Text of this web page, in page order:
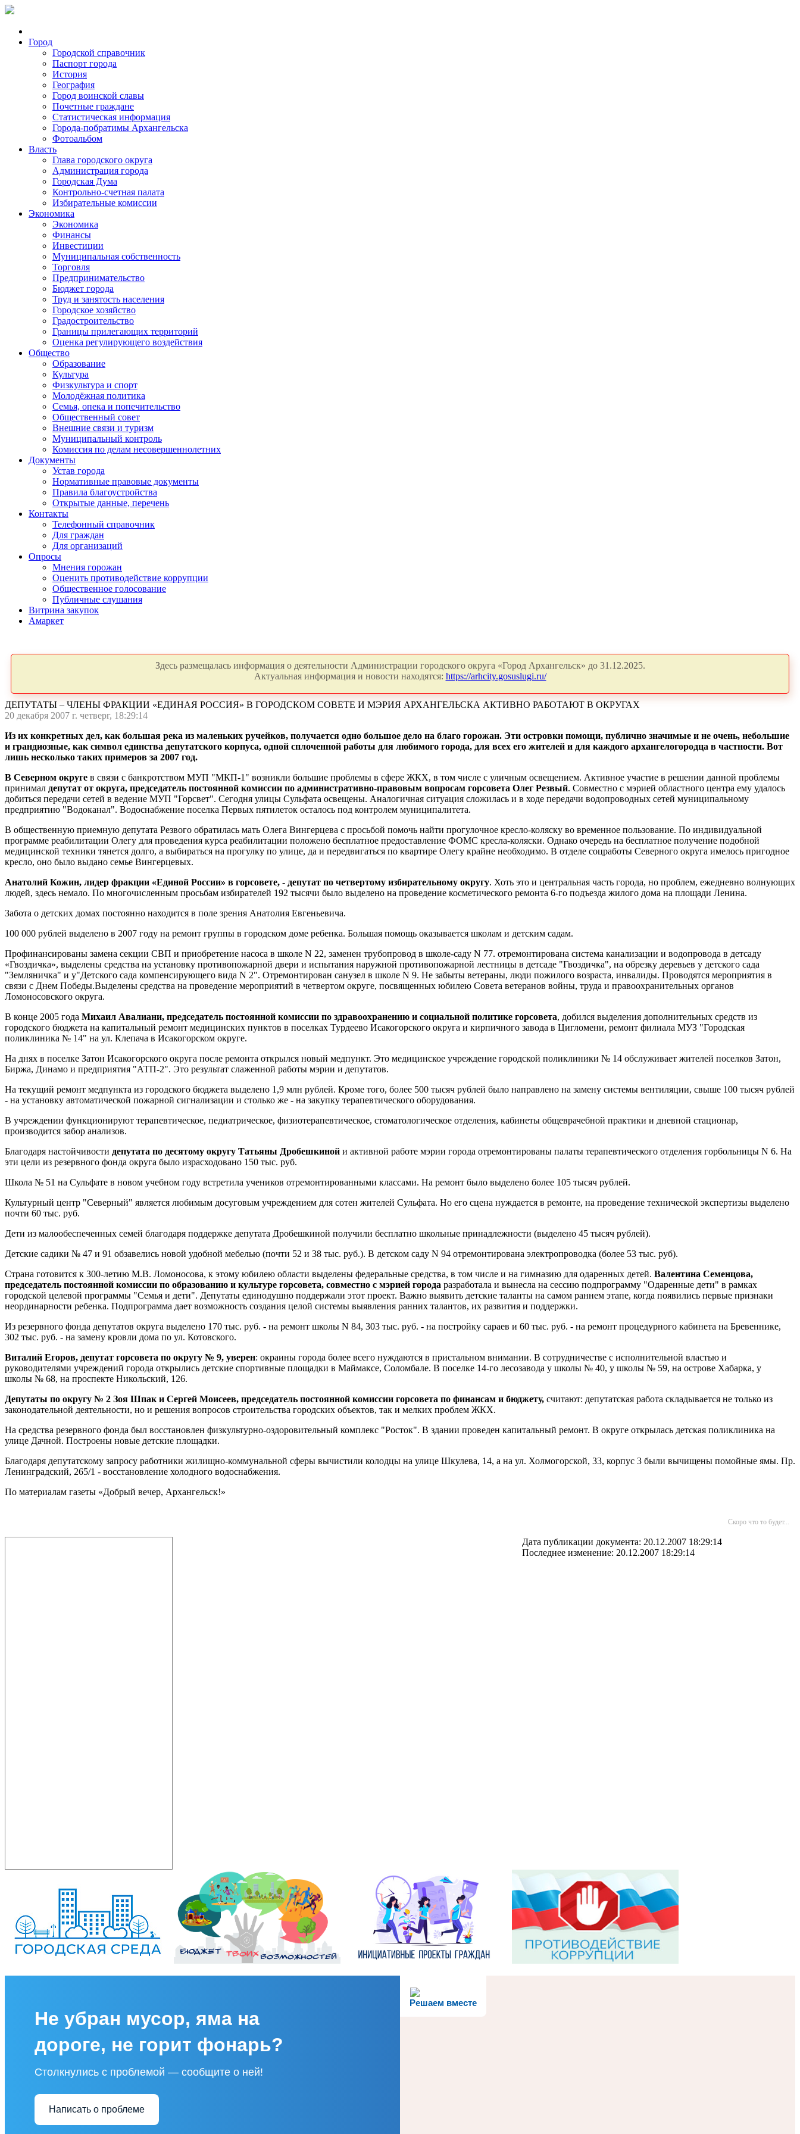
Город
Городской справочник
Паспорт города
История
География
Город воинской славы
Почетные граждане
Статистическая информация
Города-побратимы Архангельска
Фотоальбом
Власть
Глава городского округа
Администрация города
Городская Дума
Контрольно-счетная палата
Избирательные комиссии
Экономика
Экономика
Финансы
Инвестиции
Муниципальная собственность
Торговля
Предпринимательство
Бюджет города
Труд и занятость населения
Городское хозяйство
Градостроительство
Границы прилегающих территорий
Оценка регулирующего воздействия
Общество
Образование
Культура
Физкультура и спорт
Молодёжная политика
Семья, опека и попечительство
Общественный совет
Внешние связи и туризм
Муниципальный контроль
Комиссия по делам несовершеннолетних
Документы
Устав города
Нормативные правовые документы
Правила благоустройства
Открытые данные, перечень
Контакты
Телефонный справочник
Для граждан
Для организаций
Опросы
Мнения горожан
Оценить противодействие коррупции
Общественное голосование
Публичные слушания
Витрина закупок
Амаркет
Здесь размещалась информация о деятельности Администрации городского округа «Город Архангельск» до 31.12.2025.
Актуальная информация и новости находятся: https://arhcity.gosuslugi.ru/
ДЕПУТАТЫ – ЧЛЕНЫ ФРАКЦИИ «ЕДИНАЯ РОССИЯ» В ГОРОДСКОМ СОВЕТЕ И МЭРИЯ АРХАНГЕЛЬСКА АКТИВНО РАБОТАЮТ В ОКРУГАХ
20 декабря 2007 г. четверг, 18:29:14
Из их конкретных дел, как большая река из маленьких ручейков, получается одно большое дело на благо горожан. Эти островки помощи, публично значимые и не очень, небольшие
и грандиозные, как символ единства депутатского корпуса, одной сплоченной работы для любимого города, для всех его жителей и для каждого архангелогородца в частности. Вот
лишь несколько таких примеров за 2007 год.
В Северном округе в связи с банкротством МУП "МКП-1" возникли большие проблемы в сфере ЖКХ, в том числе с уличным освещением. Активное участие в решении данной проблемы
принимал депутат от округа, председатель постоянной комиссии по административно-правовым вопросам горсовета Олег Резвый. Совместно с мэрией областного центра ему удалось
добиться передачи сетей в ведение МУП "Горсвет". Сегодня улицы Сульфата освещены. Аналогичная ситуация сложилась и в ходе передачи водопроводных сетей муниципальному
предприятию "Водоканал". Водоснабжение поселка Первых пятилеток осталось под контролем муниципалитета.
В общественную приемную депутата Резвого обратилась мать Олега Вингерцева с просьбой помочь найти прогулочное кресло-коляску во временное пользование. По индивидуальной
программе реабилитации Олегу для проведения курса реабилитации положено бесплатное предоставление ФОМС кресла-коляски. Однако очередь на бесплатное получение подобной
медицинской техники тянется долго, а выбираться на прогулку по улице, да и передвигаться по квартире Олегу крайне необходимо. В отделе соцработы Северного округа имелось пригодное
кресло, оно было выдано семье Вингерцевых.
Анатолий Кожин, лидер фракции «Единой России» в горсовете, - депутат по четвертому избирательному округу. Хоть это и центральная часть города, но проблем, ежедневно волнующих
людей, здесь немало. По многочисленным просьбам избирателей 192 тысячи было выделено на проведение косметического ремонта 6-го подъезда жилого дома на площади Ленина.
Забота о детских домах постоянно находится в поле зрения Анатолия Евгеньевича.
100 000 рублей выделено в 2007 году на ремонт группы в городском доме ребенка. Большая помощь оказывается школам и детским садам.
Профинансированы замена секции СВП и приобретение насоса в школе N 22, заменен трубопровод в школе-саду N 77. отремонтирована система канализации и водопровода в детсаду
«Гвоздичка», выделены средства на установку противопожарной двери и испытания наружной противопожарной лестницы в детсаде "Гвоздичка", на обрезку деревьев у детского сада
"Земляничка" и у"Детского сада компенсирующего вида N 2". Отремонтирован санузел в школе N 9. Не забыты ветераны, люди пожилого возраста, инвалиды. Проводятся мероприятия в
связи с Днем Победы.Выделены средства на проведение мероприятий в четвертом округе, посвященных юбилею Совета ветеранов войны, труда и правоохранительных органов
Ломоносовского округа.
В конце 2005 года Михаил Авалиани, председатель постоянной комиссии по здравоохранению и социальной политике горсовета, добился выделения дополнительных средств из
городского бюджета на капитальный ремонт медицинских пунктов в поселках Турдеево Исакогорского округа и кирпичного завода в Цигломени, ремонт филиала МУЗ "Городская
поликлиника № 14" на ул. Клепача в Исакогорском округе.
На днях в поселке Затон Исакогорского округа после ремонта открылся новый медпункт. Это медицинское учреждение городской поликлиники № 14 обслуживает жителей поселков Затон,
Биржа, Динамо и предприятия "АТП-2". Это результат слаженной работы мэрии и депутатов.
На текущий ремонт медпункта из городского бюджета выделено 1,9 млн рублей. Кроме того, более 500 тысяч рублей было направлено на замену системы вентиляции, свыше 100 тысяч рублей
- на установку автоматической пожарной сигнализации и столько же - на закупку терапевтического оборудования.
В учреждении функционируют терапевтическое, педиатрическое, физиотерапевтическое, стоматологическое отделения, кабинеты общеврачебной практики и дневной стационар,
производится забор анализов.
Благодаря настойчивости депутата по десятому округу Татьяны Дробешкиной и активной работе мэрии города отремонтированы палаты терапевтического отделения горбольницы N 6. На
эти цели из резервного фонда округа было израсходовано 150 тыс. руб.
Школа № 51 на Сульфате в новом учебном году встретила учеников отремонтированными классами. На ремонт было выделено более 105 тысяч рублей.
Культурный центр "Северный" является любимым досуговым учреждением для сотен жителей Сульфата. Но его сцена нуждается в ремонте, на проведение технической экспертизы выделено
почти 60 тыс. руб.
Дети из малообеспеченных семей благодаря поддержке депутата Дробешкиной получили бесплатно школьные принадлежности (выделено 45 тысяч рублей).
Детские садики № 47 и 91 обзавелись новой удобной мебелью (почти 52 и 38 тыс. руб.). В детском саду N 94 отремонтирована электропроводка (более 53 тыс. руб).
Страна готовится к 300-летию М.В. Ломоносова, к этому юбилею области выделены федеральные средства, в том числе и на гимназию для одаренных детей. Валентина Семенцова,
председатель постоянной комиссии по образованию и культуре горсовета, совместно с мэрией города разработала и вынесла на сессию подпрограмму "Одаренные дети" в рамках
городской целевой программы "Семья и дети". Депутаты единодушно поддержали этот проект. Важно выявить детские таланты на самом раннем этапе, когда появились первые признаки
неординарности ребенка. Подпрограмма дает возможность создания целой системы выявления ранних талантов, их развития и поддержки.
Из резервного фонда депутатов округа выделено 170 тыс. руб. - на ремонт школы N 84, 303 тыс. руб. - на постройку сараев и 60 тыс. руб. - на ремонт процедурного кабинета на Бревеннике,
302 тыс. руб. - на замену кровли дома по ул. Котовского.
Виталий Егоров, депутат горсовета по округу № 9, уверен: окраины города более всего нуждаются в пристальном внимании. В сотрудничестве с исполнительной властью и
руководителями учреждений города открылись детские спортивные площадки в Маймаксе, Соломбале. В поселке 14-го лесозавода у школы № 40, у школы № 59, на острове Хабарка, у
школы № 68, на проспекте Никольский, 126.
Депутаты по округу № 2 Зоя Шпак и Сергей Моисеев, председатель постоянной комиссии горсовета по финансам и бюджету, считают: депутатская работа складывается не только из
законодательной деятельности, но и решения вопросов строительства городских объектов, так и мелких проблем ЖКХ.
На средства резервного фонда был восстановлен физкультурно-оздоровительный комплекс "Росток". В здании проведен капитальный ремонт. В округе открылась детская поликлиника на
улице Дачной. Построены новые детские площадки.
Благодаря депутатскому запросу работники жилищно-коммунальной сферы вычистили колодцы на улице Шкулева, 14, а на ул. Холмогорской, 33, корпус 3 были вычищены помойные ямы. Пр.
Ленинградский, 265/1 - восстановление холодного водоснабжения.
По материалам газеты «Добрый вечер, Архангельск!»
Скоро что то будет...
Дата публикации документа: 20.12.2007 18:29:14
Последнее изменение: 20.12.2007 18:29:14
Решаем вместе
Не убран мусор, яма на
дороге, не горит фонарь?
Столкнулись с проблемой — сообщите о ней!
Написать о проблеме